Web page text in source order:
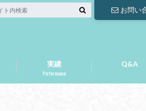
お問い
実績
Performance
Q&A